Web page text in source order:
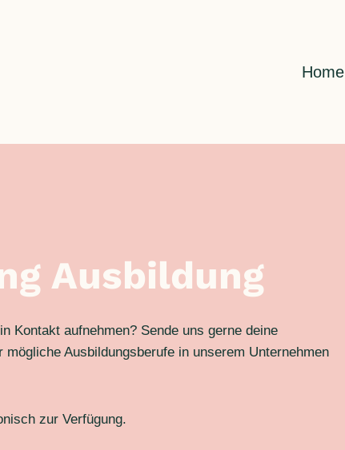
Home
Ausbildung
Kontakt aufnehmen? Sende uns gerne deine
Ausbildungsberufe in unserem Unternehmen
zur Verfügung.